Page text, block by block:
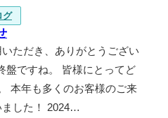
グ
ただき、ありがとうござい
盤ですね。 皆様にとってど
本年も多くのお客様のご来
ました！ 2024…